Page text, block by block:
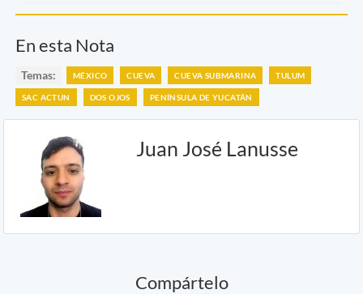
En esta Nota
Temas: MÉXICO CUEVA CUEVA SUBMARINA TULUM
SAC ACTUN DOS OJOS PENÍNSULA DE YUCATÁN
Juan José Lanusse
Compártelo